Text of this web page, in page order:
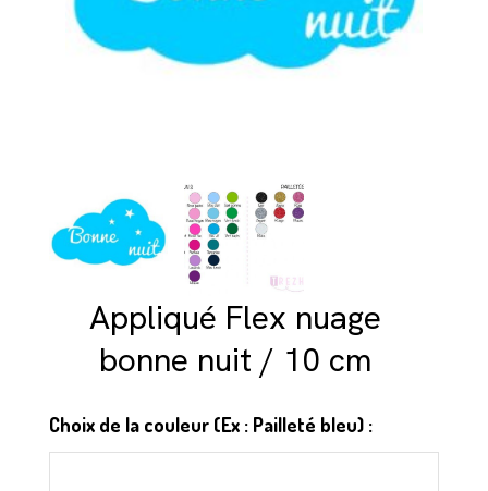
Appliqué Flex nuage
bonne nuit / 10 cm
Choix de la couleur (Ex : Pailleté bleu) :